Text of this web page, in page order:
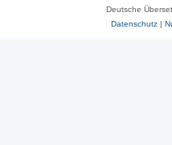
Deutsche
Datenschutz|